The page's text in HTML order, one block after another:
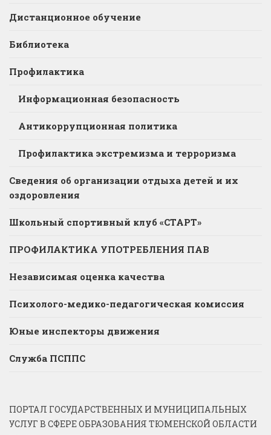
Дистанционное обучение
Библиотека
Профилактика
Информационная безопасность
Антикоррупционная политика
Профилактика экстремизма и терроризма
Сведения об организации отдыха детей и их
оздоровления
Школьный спортивный клуб «СТАРТ»
ПРОФИЛАКТИКА УПОТРЕБЛЕНИЯ ПАВ
Независимая оценка качества
Психолого-медико-педагогическая комиссия
Юные инспекторы движения
Служба ПСППС
ПОРТАЛ ГОСУДАРСТВЕННЫХ И МУНИЦИПАЛЬНЫХ
УСЛУГ В СФЕРЕ ОБРАЗОВАНИЯ ТЮМЕНСКОЙ ОБЛАСТИ